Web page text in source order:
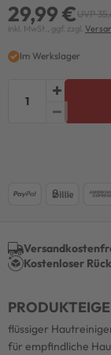
29,99 €UVP
inkl. MwSt., ggf. zzgl.
Im Werkslager
Kostenloser
flüssiger
für empfindliche